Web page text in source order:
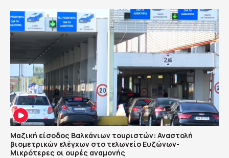
Μαζική είσοδος Βαλκάνιων τουριστών: Αναστολή
βιομετρικών ελέγχων στο τελωνείο Ευζώνων-
Μικρότερες οι ουρές αναμονής